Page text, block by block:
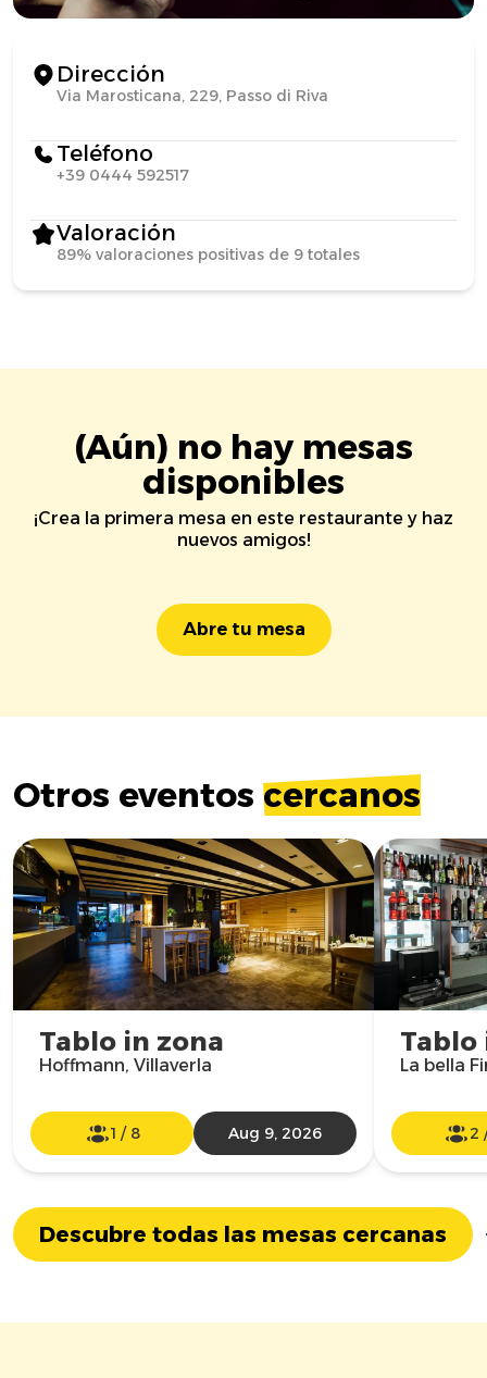
Dirección
Via Marosticana, 229, Passo di Riva
Teléfono
+39 0444 592517
Valoración
89% valoraciones positivas de 9 totales
(Aún) no hay mesas
disponibles
¡Crea la primera mesa en este restaurante y haz
nuevos amigos!
Abre tu mesa
Otros eventos cercanos
Tablo in zona
Hoffmann, Villaverla
1 / 8 Aug 9, 2026
Tablo
La bella
2
Descubre todas las mesas cercanas